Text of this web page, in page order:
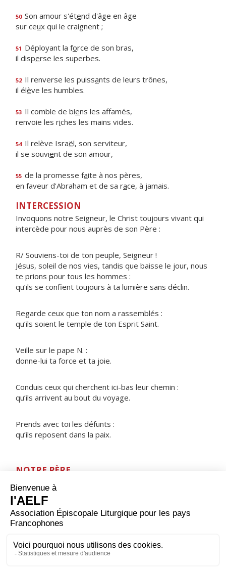
50 Son amour s'étend d'âge en âge
sur ceux qui le craignent ;
51 Déployant la force de son bras,
il disperse les superbes.
52 Il renverse les puissants de leurs trônes,
il élève les humbles.
53 Il comble de biens les affamés,
renvoie les riches les mains vides.
54 Il relève Israël, son serviteur,
il se souvient de son amour,
55 de la promesse faite à nos pères,
en faveur d'Abraham et de sa race, à jamais.
INTERCESSION
Invoquons notre Seigneur, le Christ toujours vivant qui
intercède pour nous auprès de son Père :
R/ Souviens-toi de ton peuple, Seigneur !
Jésus, soleil de nos vies, tandis que baisse le jour, nous
te prions pour tous les hommes :
qu’ils se confient toujours à ta lumière sans déclin.
Regarde ceux que ton nom a rassemblés :
qu’ils soient le temple de ton Esprit Saint.
Veille sur le pape N. :
donne-lui ta force et ta joie.
Conduis ceux qui cherchent ici-bas leur chemin :
qu’ils arrivent au bout du voyage.
Prends avec toi les défunts :
qu’ils reposent dans la paix.
NOTRE PÈRE
ORAISON
Dans ton amour inépuisable, Dieu éternel et tout-
puissant, tu combles ceux qui t'implorent, bien au-delà
de leurs mérites et de leurs désirs ; répands sur nous
l'inquiète et en donnant plus que nous n'osons
demander.